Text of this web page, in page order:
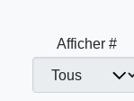
Afficher #